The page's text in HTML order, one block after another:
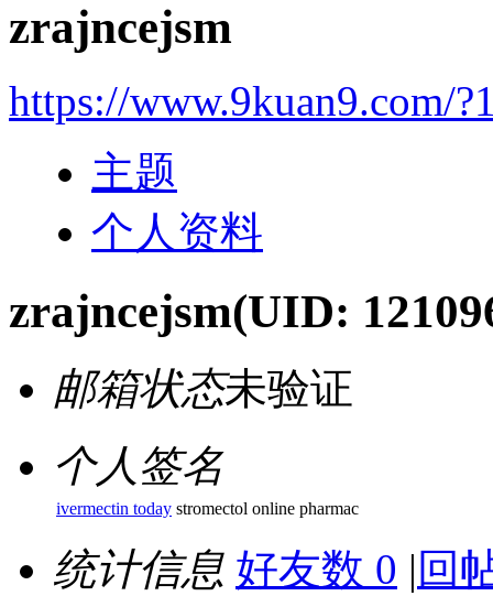
zrajncejsm
https://www.9kuan9.com/
主题
个人资料
zrajncejsm(UID:
邮箱状态未验证
个人签名
ivermectin today stromectol online pharmac
统计信息 好友数 0 | 回